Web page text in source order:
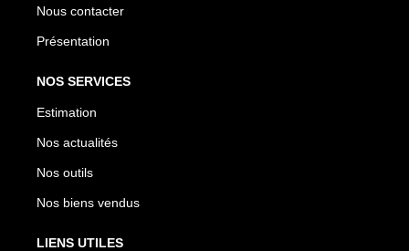
Nous contacter
Présentation
NOS SERVICES
Estimation
Nos actualités
Nos outils
Nos biens vendus
LIENS UTILES